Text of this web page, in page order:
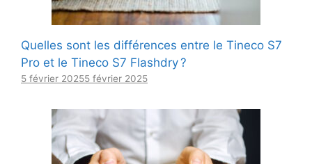
Quelles sont les différences entre le Tineco S7
Pro et le Tineco S7 Flashdry ?
5 février 20255 février 2025